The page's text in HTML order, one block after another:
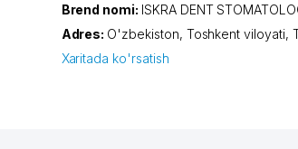
Brend nomi: ISKRA DENT
Adres: O'zbekiston, Toshkent viloyati,
Xaritada ko'rsatish